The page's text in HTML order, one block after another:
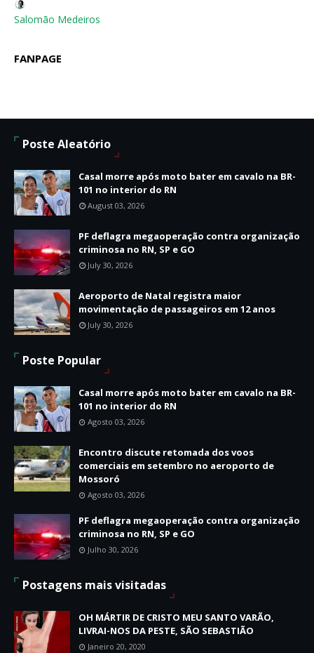
Salomão Medeiros
FANPAGE
Poste Aleatório
Casal morre após moto bater em cavalo na BR-
101 no interior do RN
August 03, 2026
PF deflagra megaoperação contra organização
criminosa no RN, SP e GO
July 30, 2026
Aeroporto de Natal registra maior
movimentação de passageiros em 12 anos
July 30, 2026
Poste Popular
Casal morre após moto bater em cavalo na BR-
101 no interior do RN
Agosto 03, 2026
Encontro discute retomada dos voos
comerciais em setembro no aeroporto de
Mossoró
Agosto 03, 2026
PF deflagra megaoperação contra organização
criminosa no RN, SP e GO
Julho 30, 2026
Postagens mais visitadas
OH MÁRTIR DE CRISTO MEU SANTO VARÃO,
LIVRAI-NOS DA PESTE, SÃO SEBASTIÃO
Janeiro 20, 2020